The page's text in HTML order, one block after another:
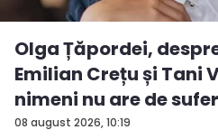
08 august 2026, 10:19
Olga Țăpordei,
Emilian Crețu și Tani
nimeni nu are de